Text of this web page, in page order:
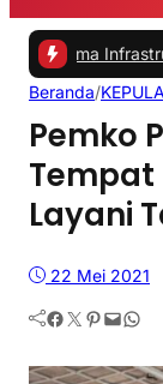
Infrastruktur
Beranda/
Pemko
Tempat
Layani
22 Mei 2021
Facebook Twitter Pinterest Mail WhatsApp